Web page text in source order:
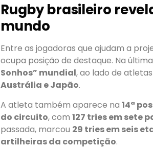
Rugby brasileiro
mundo
Entre as jogadoras que ajudam a
ocupa posição de destaque. Na
Sonhos” mundial, ao lado de
Austrália e Japão.
A atleta também aparece na14ª
do circuito, com127 tries em sete
passada, marcou 29 tries em seis
artilheiras da competição.